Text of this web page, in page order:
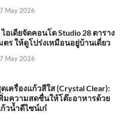
May 2026
ไอเดียจัดคอนโด Studio 28 ตาราง
ตร ให้ดูโปร่งเหมือนอยู่บ้านเดี่ยว
May 2026
เครื่องแก้วสีใส (Crystal Clear):
มความสดชื่นให้โต๊ะอาหารด้วย
วน้ำดีไซน์เก๋